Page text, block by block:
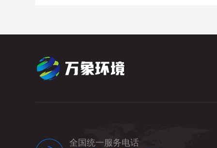
全国统一服务电话